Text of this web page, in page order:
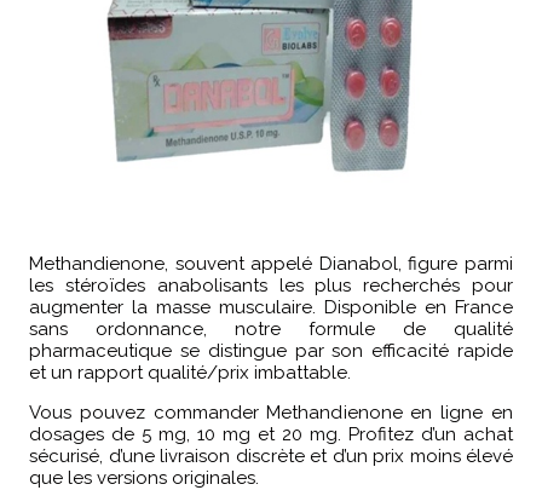
Methandienone, souvent appelé Dianabol, figure parmi
les stéroïdes anabolisants les plus recherchés pour
augmenter la masse musculaire. Disponible en France
sans ordonnance, notre formule de qualité
pharmaceutique se distingue par son efficacité rapide
et un rapport qualité/prix imbattable.
Vous pouvez commander Methandienone en ligne en
dosages de 5 mg, 10 mg et 20 mg. Profitez d’un achat
sécurisé, d’une livraison discrète et d’un prix moins élevé
que les versions originales.